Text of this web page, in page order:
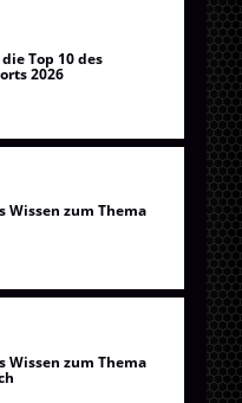
Top 10 des
2026
Wissen zum Thema
Wissen zum Thema